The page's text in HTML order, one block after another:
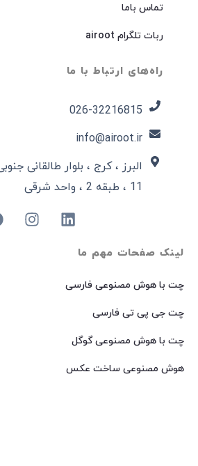
لینک صفحات مهم ما
چت با هوش مصنوعی فارسی
چت جی پی تی فارسی
چت با هوش مصنوعی گوگل
هوش مصنوعی ساخت عکس
تماس باما
ربات تلگرام airoot
راه‌های ارتباط با ما
026-32216815​
info@airoot.ir
البرز ، کرج ، بلوار طالقانی
11 ، طبقه 2 ، واحد شرقی